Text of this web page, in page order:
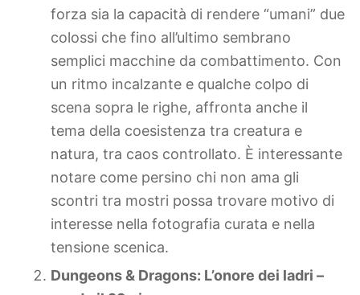
forza sia la capacità di rendere “umani” due
colossi che fino all’ultimo sembrano
semplici macchine da combattimento. Con
un ritmo incalzante e qualche colpo di
scena sopra le righe, affronta anche il
tema della coesistenza tra creatura e
natura, tra caos controllato. È interessante
notare come persino chi non ama gli
scontri tra mostri possa trovare motivo di
interesse nella fotografia curata e nella
tensione scenica.
Dungeons & Dragons: L’onore dei ladri –